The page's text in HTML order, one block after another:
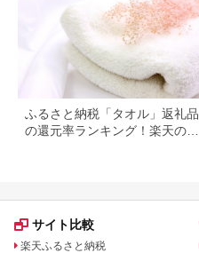
ふるさと納税「タオル」返礼品
の還元率ランキング！楽天のお
サイト比較
楽天ふるさと納税